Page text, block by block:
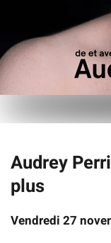
Audrey
plus
Vendredi 27